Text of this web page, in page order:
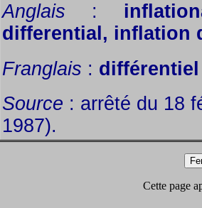
Anglais :
differential, inflation
Franglais :
Source : arrêté du 18
1987).
Cette page